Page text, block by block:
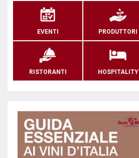
EVENTI PRODUTTORI
RISTORANTI HOSPITALITY